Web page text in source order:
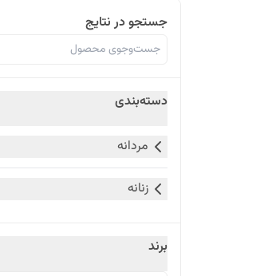
جستجو در نتایج
دسته‌بندی
مردانه
زنانه
برند